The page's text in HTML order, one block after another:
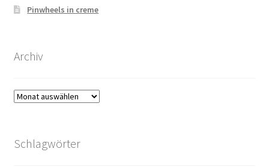
Pinwheels in creme
Archiv
Archiv
Schlagwörter